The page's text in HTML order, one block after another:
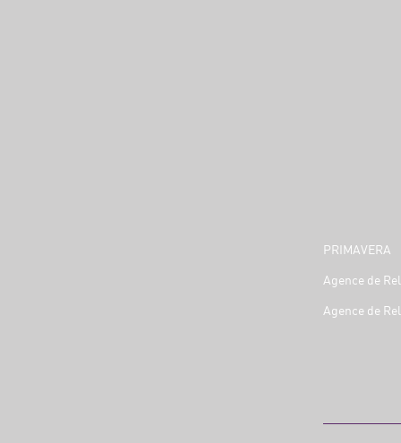
PRIMAVERA
Agence de
Agence de